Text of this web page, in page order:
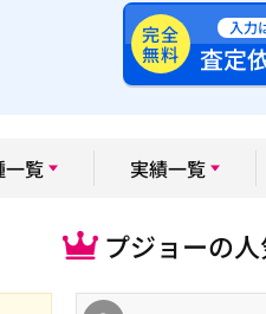
完全
無料
入力
査定
覧 実績一覧
プジョーの